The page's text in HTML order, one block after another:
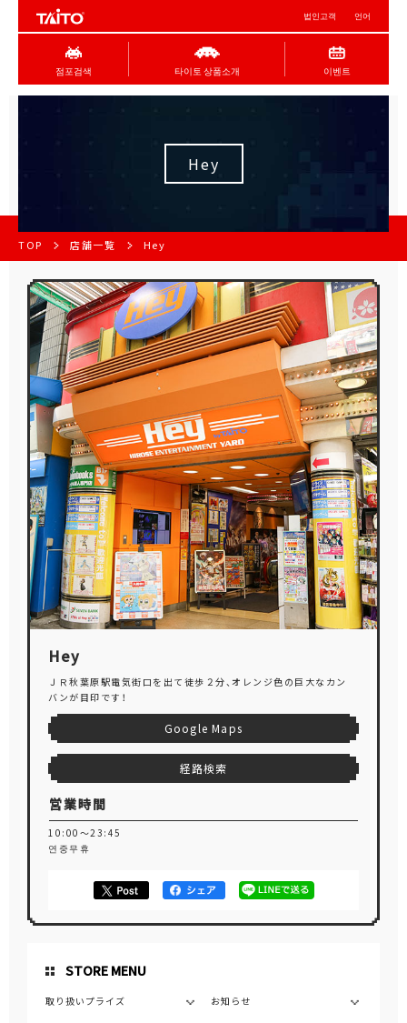
법인고객 언어
점포검색 타이토 상품소개 이벤트
Hey
TOP 店舗一覧 Hey
STORE MENU
取り扱いプライズ お知らせ
Hey
ＪＲ秋葉原駅電気街口を出て徒歩２分、オレンジ色の巨大なカン
バンが目印です！
Google Maps
経路検索
営業時間
10:00～23:45
연중무휴